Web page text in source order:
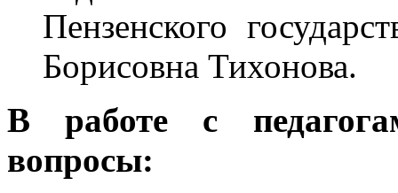
Пензенского
Борисовна Тихонова.
В работе с
вопросы: